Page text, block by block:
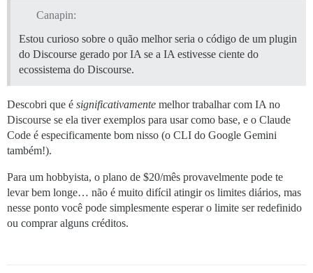
Canapin:
Estou curioso sobre o quão melhor seria o código de um plugin
do Discourse gerado por IA se a IA estivesse ciente do
ecossistema do Discourse.
Descobri que é significativamente melhor trabalhar com IA no
Discourse se ela tiver exemplos para usar como base, e o Claude
Code é especificamente bom nisso (o CLI do Google Gemini
também!).
Para um hobbyista, o plano de $20/mês provavelmente pode te
levar bem longe… não é muito difícil atingir os limites diários, mas
nesse ponto você pode simplesmente esperar o limite ser redefinido
ou comprar alguns créditos.